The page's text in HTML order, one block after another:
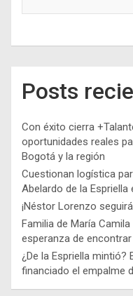
Posts
Con éxito cierra
oportunidades reales
Bogotá y la región
Cuestionan logística
Abelardo de la Espriella
¡Néstor Lorenzo
Familia de María
esperanza de
¿De la Espriella mintió?
financiado el empalme